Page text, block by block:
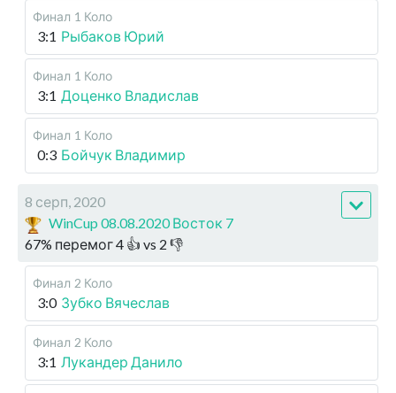
Финал 1 Коло
3:1 Рыбаков Юрий
Финал 1 Коло
3:1 Доценко Владислав
Финал 1 Коло
0:3 Бойчук Владимир
8 серп, 2020
WinCup 08.08.2020 Восток 7
67% перемог4 👍 vs 2 👎
Финал 2 Коло
3:0 Зубко Вячеслав
Финал 2 Коло
3:1 Лукандер Данило